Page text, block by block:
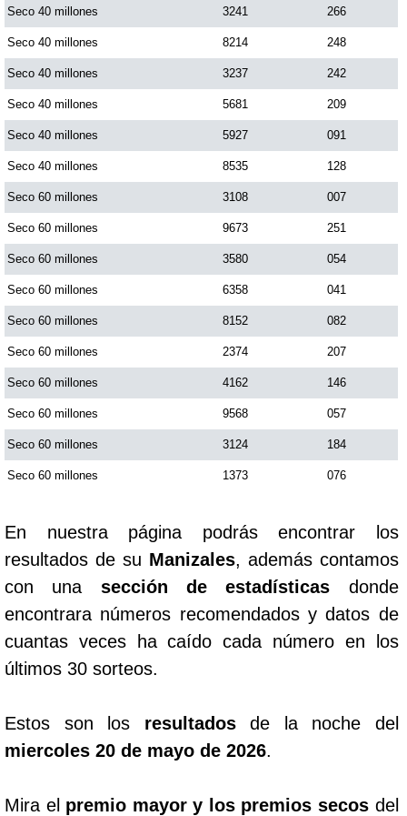
Seco 40 millones 3241 266
Seco 40 millones 8214 248
Seco 40 millones 3237 242
Seco 40 millones 5681 209
Seco 40 millones 5927 091
Seco 40 millones 8535 128
Seco 60 millones 3108 007
Seco 60 millones 9673 251
Seco 60 millones 3580 054
Seco 60 millones 6358 041
Seco 60 millones 8152 082
Seco 60 millones 2374 207
Seco 60 millones 4162 146
Seco 60 millones 9568 057
Seco 60 millones 3124 184
Seco 60 millones 1373 076
En nuestra página podrás encontrar los
resultados de su Manizales, además contamos
con una sección de estadísticas donde
encontrara números recomendados y datos de
cuantas veces ha caído cada número en los
últimos 30 sorteos.
Estos son los resultadosde la noche del
miercoles 20 de mayo de 2026.
Mira el premio mayor y los premios secosdel